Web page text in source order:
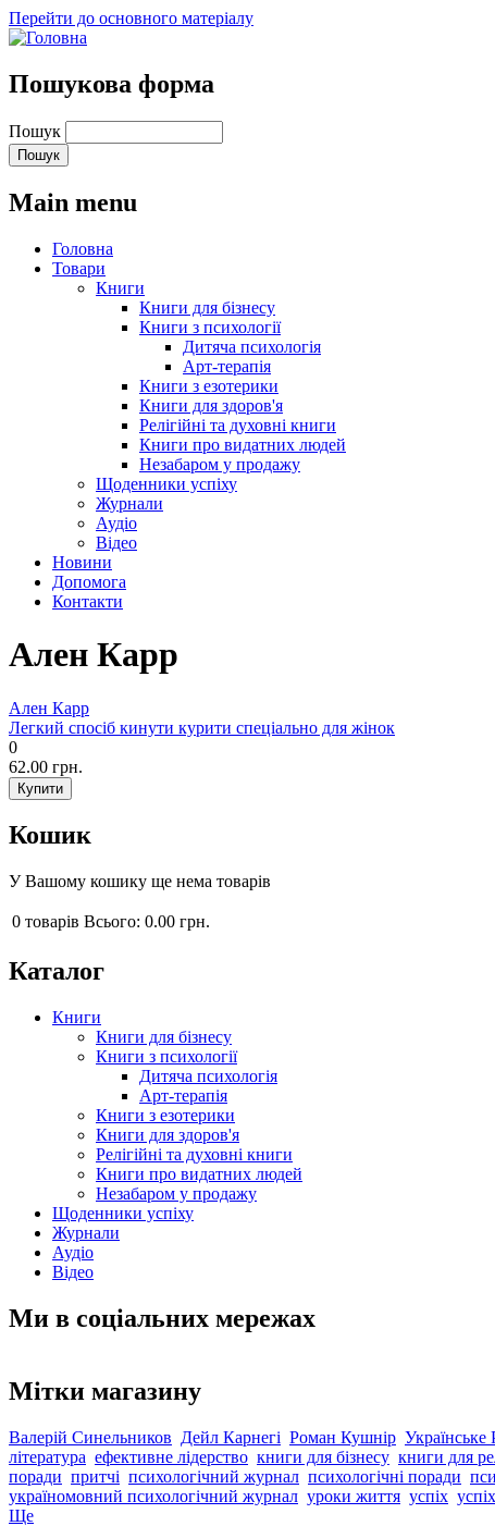
Перейти до основного матеріалу
Пошукова форма
Пошук
Main menu
Головна
Товари
Книги
Книги для бізнесу
Книги з психології
Дитяча психологія
Арт-терапія
Книги з езотерики
Книги для здоров'я
Релігійні та духовні книги
Книги про видатних людей
Незабаром у продажу
Щоденники успіху
Журнали
Аудіо
Відео
Новини
Допомога
Контакти
Ален Карр
Ален Карр
Легкий спосіб кинути курити спеціально для жінок
0
62.00 грн.
Кошик
У Вашому кошику ще нема товарів
0 товарів Всього: 0.00 грн.
Каталог
Книги
Книги для бізнесу
Книги з психології
Дитяча психологія
Арт-терапія
Книги з езотерики
Книги для здоров'я
Релігійні та духовні книги
Книги про видатних людей
Незабаром у продажу
Щоденники успіху
Журнали
Аудіо
Відео
Ми в соціальних мережах
Мітки магазину
Валерій Синельников Дейл Карнегі Роман Кушнір Українське
література ефективне лідерство книги для бізнесу книги для
поради притчі психологічний журнал психологічні поради
україномовний психологічний журнал уроки життя успіх
Ще